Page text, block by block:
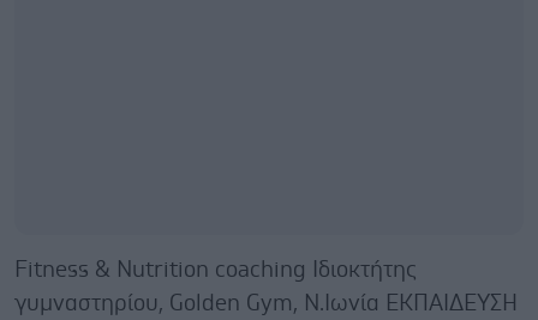
Fitness & Nutrition coaching Ιδιοκτήτης
γυμναστηρίου, Golden Gym, Ν.Ιωνία ΕΚΠΑΙΔΕΥΣΗ